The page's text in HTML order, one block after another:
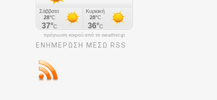
πρόγνωση καιρού από το weather.gr
ΕΝΗΜΈΡΩΣΉ ΜΕΣΩ RSS